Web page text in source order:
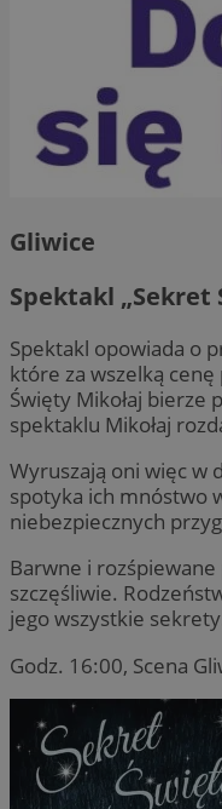
Gliwice
Spektakl „Sekret
Spektakl opowiada o
które za wszelką
Święty Mikołaj bierze
spektaklu Mikołaj
Wyruszają oni więc w
spotyka ich mnóstwo
niebezpiecznych
Barwne i
szczęśliwie.
jego wszystkie
Godz. 16:00, Scena